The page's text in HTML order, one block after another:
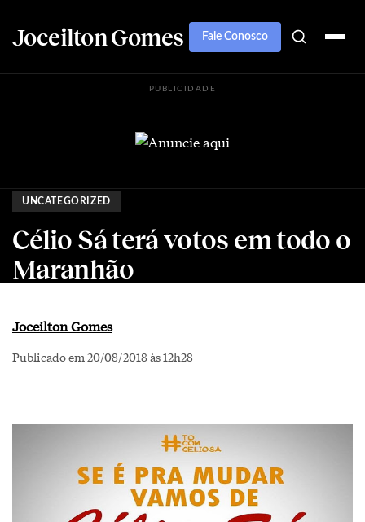
Joceilton Gomes Fale Conosco
PUBLICIDADE
UNCATEGORIZED
Célio Sá terá votos em todo o
Maranhão
Joceilton Gomes
Publicado em 20/08/2018 às 12h28